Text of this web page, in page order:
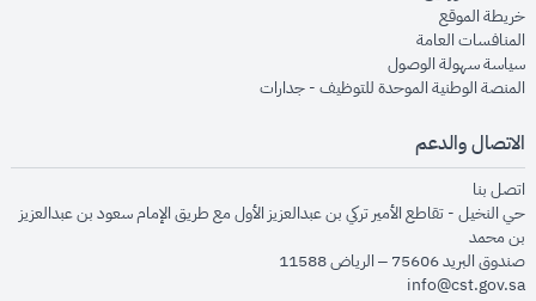
خريطة الموقعopens in new window
المنافسات العامةopens in new window
سياسة سهولة الوصولopens in new window
المنصة الوطنية الموحدة للتوظيف - جداراتopens in new window
الاتصال والدعم
اتصل بنا
حي النخيل - تقاطع الأمير تركي بن عبدالعزيز الأول مع طريق الإمام سعود بن عبدالعزيز
بن محمد
صندوق البريد 75606 – الرياض 11588
info@cst.gov.sa